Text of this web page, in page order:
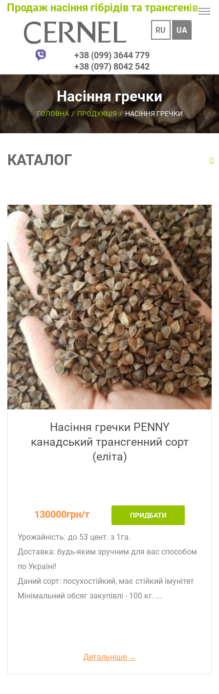
Продаж насіння гібрідів та трансгенів
RU UA
+38 (099) 3644 779
+38 (097) 8042 542
Насіння гречки
ГОЛОВНА ПРОДУКЦІЯ НАСІННЯ ГРЕЧКИ
КАТАЛОГ
Насіння гречки PENNY
канадський трансгенний сорт
(еліта)
130000грн/т ПРИДБАТИ
Урожайність: до 53 цент. з 1га.
Доставка: будь-яким зручним для вас способом
по Україні!
Даний сорт: посухостійкий, має стійкий імунітет
Мінімальний обсяг закупівлі - 100 кг. ...
Детальніше